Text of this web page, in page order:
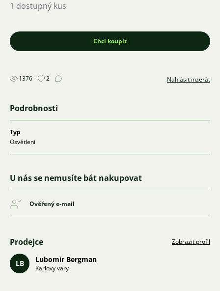
1 dostupný kus
Chci koupit
1376 2 Nahlásit inzerát
Podrobnosti
Typ
Osvětlení
U nás se nemusíte bát nakupovat
Ověřený e-mail
Prodejce Zobrazit profil
LB Lubomír Bergman
Karlovy vary